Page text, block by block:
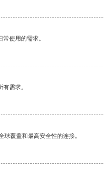
使用的需求。
需求。
覆盖和最高安全性的连接。